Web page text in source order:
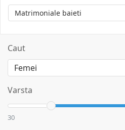
Matrimoniale baieti
Caut
Varsta
30